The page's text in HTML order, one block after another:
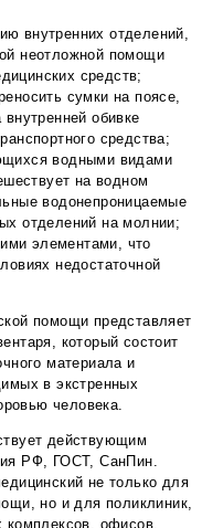
внутренних отделений,
неотложной помощи
средств;
сумки на поясе,
обивке
средства;
водными видами
на водном
водонепроницаемые
отделений на молнии;
элементами, что
недостаточной
помощи представляет
который состоит
материала и
в экстренных
человека.
действующим
РФ, ГОСТ, СанПин.
не только для
но и для поликлиник,
комплексов, офисов,